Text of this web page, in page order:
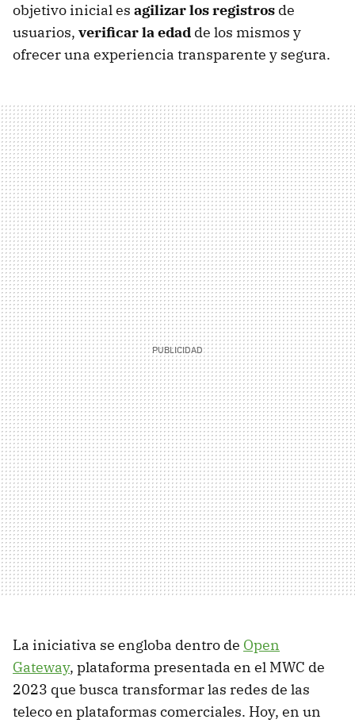
objetivo inicial es agilizar los registros de
usuarios, verificar la edad de los mismos y
ofrecer una experiencia transparente y segura.
La iniciativa se engloba dentro de Open
Gateway, plataforma presentada en el MWC de
2023 que busca transformar las redes de las
teleco en plataformas comerciales. Hoy, en un